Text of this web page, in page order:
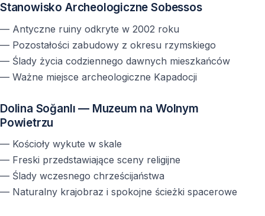
przyrodnicza?
Program jest zrównoważony — łączy historię, kulturę i
naturę.
Stanowisko Archeologiczne Sobessos
— Antyczne ruiny odkryte w 2002 roku
— Pozostałości zabudowy z okresu rzymskiego
— Ślady życia codziennego dawnych mieszkańców
— Ważne miejsce archeologiczne Kapadocji
Dolina Soğanlı — Muzeum na Wolnym
Powietrzu
— Kościoły wykute w skale
— Freski przedstawiające sceny religijne
— Ślady wczesnego chrześcijaństwa
— Naturalny krajobraz i spokojne ścieżki spacerowe